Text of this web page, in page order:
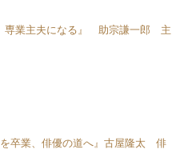
専業主夫になる』 助宗謙一郎 主
を卒業、俳優の道へ』古屋隆太 俳